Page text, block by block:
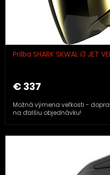
Prilba SHARK SKWAL i3 JET
€ 337
Možná výmena veľkosti -
na ďalšiu objednávku!